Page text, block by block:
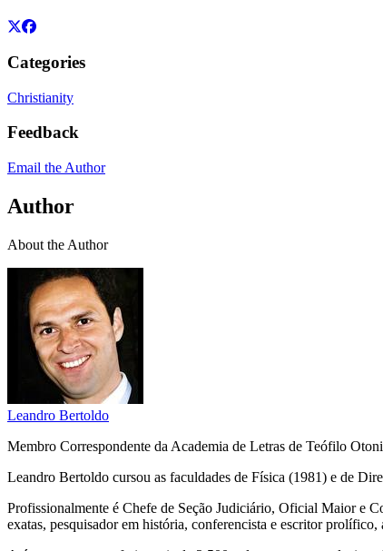
Categories
Christianity
Feedback
Email the Author
Author
About the Author
Leandro Bertoldo
Membro Correspondente da Academia de Letras de Teófilo Otoni
Leandro Bertoldo cursou as faculdades de Física (1981) e de
Profissionalmente é Chefe de Seção Judiciário, Oficial Maior e
exatas, pesquisador em história, conferencista e escritor prolífico,